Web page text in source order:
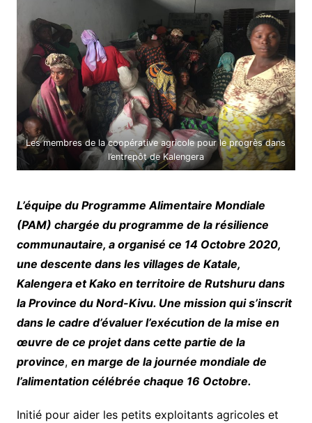
Les membres de la coopérative agricole pour le progrès dans
l’entrepôt de Kalengera
L’équipe du Programme Alimentaire Mondiale
(PAM) chargée du programme de la résilience
communautaire, a organisé ce 14 Octobre 2020,
une descente dans les villages de Katale,
Kalengera et Kako en territoire de Rutshuru dans
la Province du Nord-Kivu. Une mission qui s’inscrit
dans le cadre d’évaluer l’exécution de la mise en
œuvre de ce projet dans cette partie de la
province, en marge de la journée mondiale de
l’alimentation célébrée chaque 16 Octobre.
Initié pour aider les petits exploitants agricoles et